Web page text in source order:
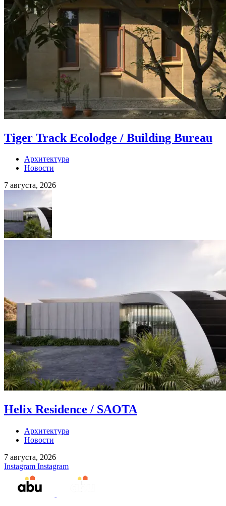
Tiger Track Ecolodge / Building Bureau
Архитектура
Новости
7 августа, 2026
Helix Residence / SAOTA
Архитектура
Новости
7 августа, 2026
Instagram Instagram